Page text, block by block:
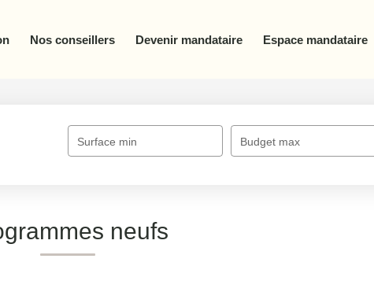
conseillers Devenir mandataire Espace mandataire
Surface min Budget max
neufs